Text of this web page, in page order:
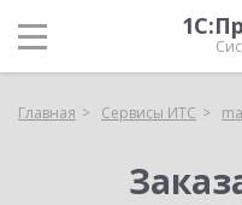
Главная Сервисы ИТС